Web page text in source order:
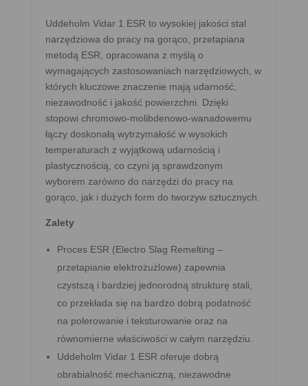
Uddeholm Vidar 1 ESR to wysokiej jakości stal
narzędziowa do pracy na gorąco, przetapiana
metodą ESR, opracowana z myślą o
wymagających zastosowaniach narzędziowych, w
których kluczowe znaczenie mają udarność,
niezawodność i jakość powierzchni. Dzięki
stopowi chromowo-molibdenowo-wanadowemu
łączy doskonałą wytrzymałość w wysokich
temperaturach z wyjątkową udarnością i
plastycznością, co czyni ją sprawdzonym
wyborem zarówno do narzędzi do pracy na
gorąco, jak i dużych form do tworzyw sztucznych.
Zalety
Proces ESR (Electro Slag Remelting –
przetapianie elektrożużlowe) zapewnia
czystszą i bardziej jednorodną strukturę stali,
co przekłada się na bardzo dobrą podatność
na polerowanie i teksturowanie oraz na
równomierne właściwości w całym narzędziu.
Uddeholm Vidar 1 ESR oferuje dobrą
obrabialność mechaniczną, niezawodne